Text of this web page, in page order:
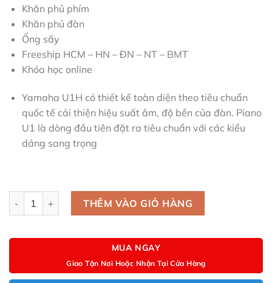
Khăn phủ phím
Khăn phủ đàn
Ống sấy
Freeship HCM – HN – ĐN – NT – BMT
Khóa học online
Yamaha U1H có thiết kế toàn diện theo tiêu chuẩn
quốc tế cải thiện hiệu suất âm, độ bền của đàn. Piano
U1 là dòng đầu tiên đặt ra tiêu chuẩn với các kiểu
dáng sang trọng
Yamaha U1H số lượngTHÊM VÀO GIỎ HÀNG
MUA NGAY
Giao Tận Nơi Hoặc Nhận Tại Cửa Hàng